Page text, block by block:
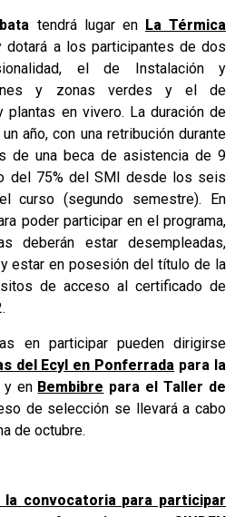
tendrá lugar en La Térmica
dotará a los participantes de dos
el de Instalación y
y zonas verdes y el de
plantas en vivero. La duración de
año, con una retribución durante
de una beca de asistencia de 9
del 75% del SMI desde los seis
curso (segundo semestre). En
poder participar en el programa,
deberán estar desempleadas,
estar en posesión del título de la
de acceso al certificado de
en participar pueden dirigirse
del Ecyl en Ponferrada para la
y en Bembibre para el Taller de
de selección se llevará a cabo
de octubre.
la convocatoria para participar